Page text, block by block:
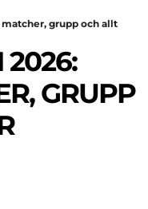
matcher, grupp och allt
2026:
GRUPP